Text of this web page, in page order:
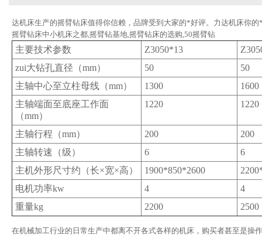
达机床生产的摇臂钻床值得你信赖，品牌受到大家的*好评。力达机床你的
摇臂钻床中小机床之都,摇臂钻基地,摇臂钻床的选购,50摇臂钻
主要技术参数 Z3050*13
zui大钻孔直径（mm）
50
50
主轴中心至立柱母线（mm）
1300
1600
主轴端面至底座工作面
（mm）
1220 1220
主轴行程（mm） 200
200
主轴转速（级）
6
6
主机外形尺寸约（长×宽×高）
1900*850*2600
电机功率kw
4
4
重量kg
2200 2500
在机械加工行业的日常生产中都离不开各式各样的机床，购买者甚至是操